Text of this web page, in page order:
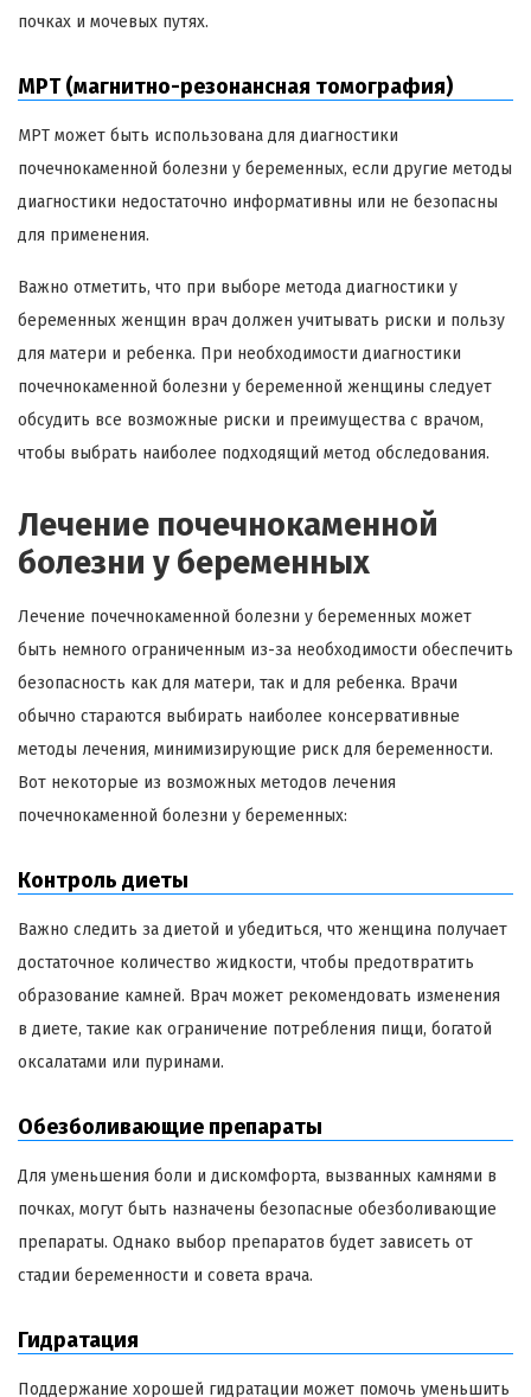
почках и мочевых путях.
МРТ (магнитно-резонансная томография)
МРТ может быть использована для диагностики
почечнокаменной болезни у беременных, если другие методы
диагностики недостаточно информативны или не безопасны
для применения.
Важно отметить, что при выборе метода диагностики у
беременных женщин врач должен учитывать риски и пользу
для матери и ребенка. При необходимости диагностики
почечнокаменной болезни у беременной женщины следует
обсудить все возможные риски и преимущества с врачом,
чтобы выбрать наиболее подходящий метод обследования.
Лечение почечнокаменной
болезни у беременных
Лечение почечнокаменной болезни у беременных может
быть немного ограниченным из-за необходимости обеспечить
безопасность как для матери, так и для ребенка. Врачи
обычно стараются выбирать наиболее консервативные
методы лечения, минимизирующие риск для беременности.
Вот некоторые из возможных методов лечения
почечнокаменной болезни у беременных:
Контроль диеты
Важно следить за диетой и убедиться, что женщина получает
достаточное количество жидкости, чтобы предотвратить
образование камней. Врач может рекомендовать изменения
в диете, такие как ограничение потребления пищи, богатой
оксалатами или пуринами.
Обезболивающие препараты
Для уменьшения боли и дискомфорта, вызванных камнями в
почках, могут быть назначены безопасные обезболивающие
препараты. Однако выбор препаратов будет зависеть от
стадии беременности и совета врача.
Гидратация
Поддержание хорошей гидратации может помочь уменьшить